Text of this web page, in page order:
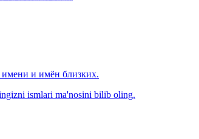
и имён близких.
ismlari ma'nosini bilib oling.